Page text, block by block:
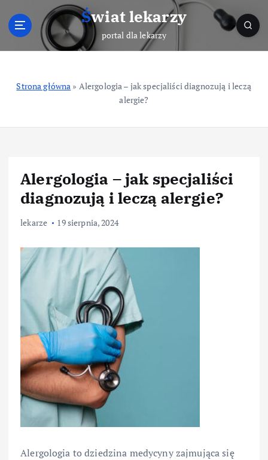
t
Świat lekarzy
portal dla lekarzy
Strona główna » Alergologia – jak specjaliści diagnozują i leczą
alergie?
Alergologia – jak specjaliści
diagnozują i leczą alergie?
lekarze 19 sierpnia, 2024
Alergologia to dziedzina medycyny zajmująca się